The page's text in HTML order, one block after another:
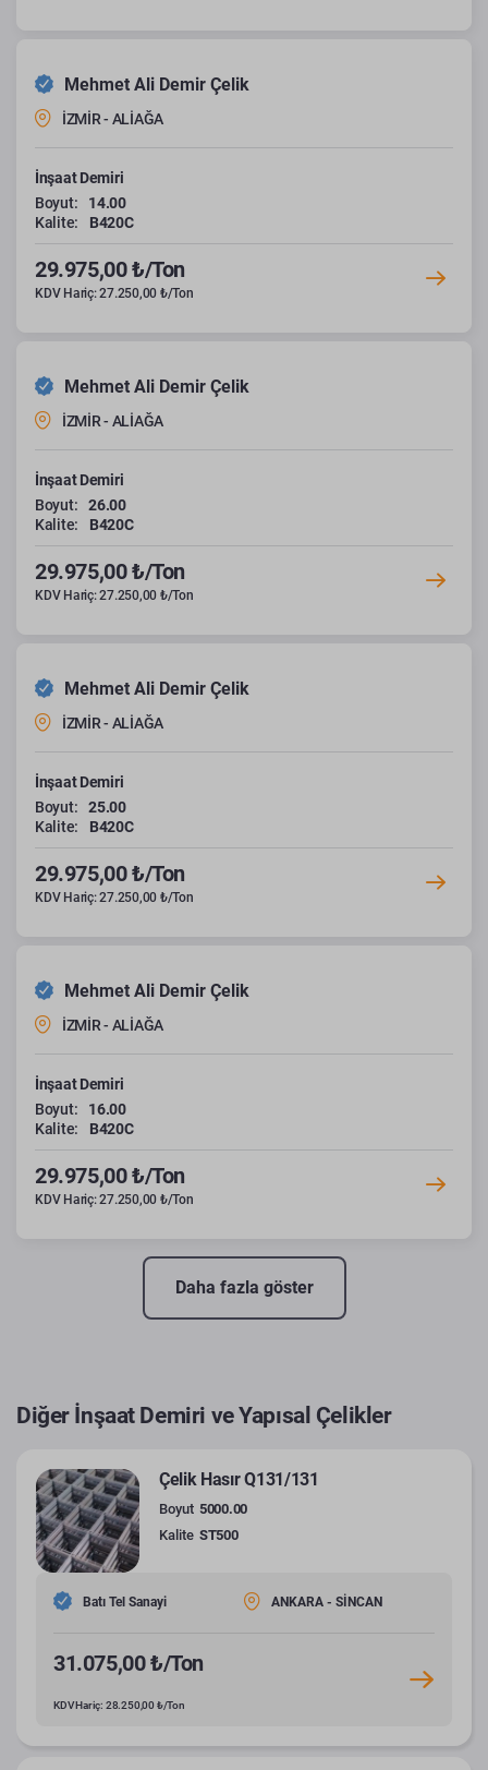
Mehmet Ali Demir Çelik
İZMİR - ALİAĞA
İnşaat Demiri
Boyut:
14.00
Kalite:
B420C
29.975,00 ₺/Ton
KDV Hariç: 27.250,00 ₺/Ton
Mehmet Ali Demir Çelik
İZMİR - ALİAĞA
İnşaat Demiri
Boyut:
26.00
Kalite:
B420C
29.975,00 ₺/Ton
KDV Hariç: 27.250,00 ₺/Ton
Mehmet Ali Demir Çelik
İZMİR - ALİAĞA
İnşaat Demiri
Boyut:
25.00
Kalite:
B420C
29.975,00 ₺/Ton
KDV Hariç: 27.250,00 ₺/Ton
Mehmet Ali Demir Çelik
İZMİR - ALİAĞA
İnşaat Demiri
Boyut:
16.00
Kalite:
B420C
29.975,00 ₺/Ton
KDV Hariç: 27.250,00 ₺/Ton
Daha fazla göster
Diğer İnşaat Demiri ve Yapısal Çelikler
Çelik Hasır Q131/131
Boyut 5000.00
Kalite ST500
Batı Tel Sanayi ANKARA - SİNCAN
31.075,00 ₺/Ton
KDV Hariç: 28.250,00 ₺/Ton